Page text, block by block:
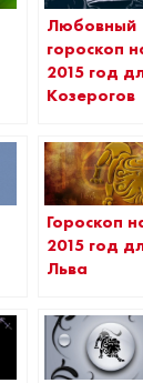
Любовный
гороскоп
2015 год
Козерогов
Гороскоп
2015 год
Льва